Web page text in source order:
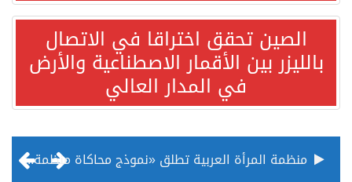
الصين تحقق اختراقا في الاتصال
بالليزر بين الأقمار الاصطناعية والأرض
في المدار العالي
منظمة المرأة العربية تطلق «نموذج محاكاة منظمة المرأة العربية للشباب» بمشاركة 10 دول عربية..غدًا